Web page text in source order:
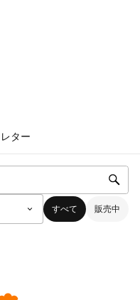
レター
すべて 販売中